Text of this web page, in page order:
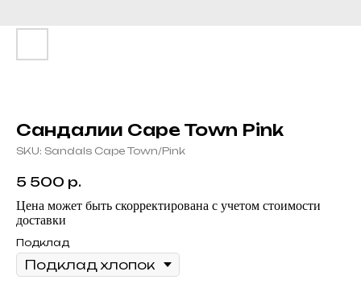
Сандалии Cape Town Pink
SKU: Sandals Cape Town/Pink
5 500 р.
Цена может быть скорректирована с учетом стоимости
доставки
Подклад